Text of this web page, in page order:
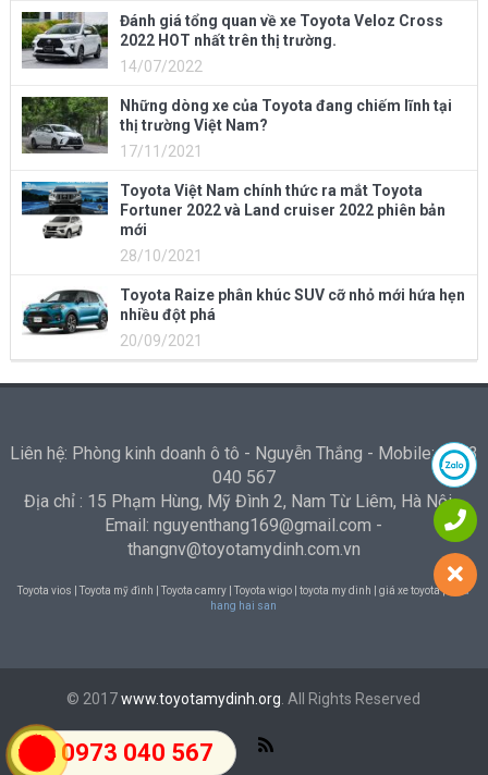
0973 040 567
Đánh giá tổng quan về xe Toyota Veloz Cross
2022 HOT nhất trên thị trường.
14/07/2022
Những dòng xe của Toyota đang chiếm lĩnh tại
thị trường Việt Nam?
17/11/2021
Toyota Việt Nam chính thức ra mắt Toyota
Fortuner 2022 và Land cruiser 2022 phiên bản
mới
28/10/2021
Toyota Raize phân khúc SUV cỡ nhỏ mới hứa hẹn
nhiều đột phá
20/09/2021
Liên hệ: Phòng kinh doanh ô tô - Nguyễn Thắng - Mobile: 0973
040 567
Địa chỉ : 15 Phạm Hùng, Mỹ Đình 2, Nam Từ Liêm, Hà Nội -
Email: nguyenthang169@gmail.com -
thangnv@toyotamydinh.com.vn
Toyota vios | Toyota mỹ đình | Toyota camry | Toyota wigo | toyota my dinh | giá xe toyota |
Nha
hang hai san
© 2017www.toyotamydinh.org . All Rights Reserved